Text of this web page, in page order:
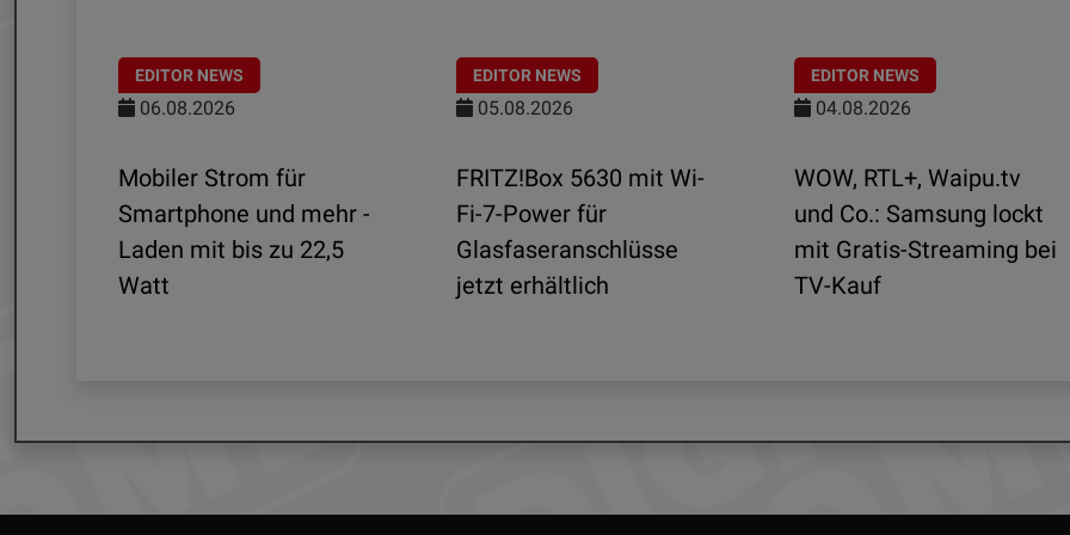
EDITOR NEWS
06.08.2026
Mobiler Strom für
Smartphone und mehr -
Laden mit bis zu 22,5
Watt
EDITOR NEWS
05.08.2026
FRITZ!Box 5630 mit Wi-
Fi-7-Power für
Glasfaseranschlüsse
jetzt erhältlich
EDITOR NEWS
04.08.2026
WOW, RTL+, Waipu.tv
und Co.: Samsung lockt
mit Gratis-Streaming bei
TV-Kauf